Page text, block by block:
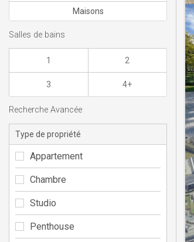
Maisons
Salles de bains
1 2
3 4+
Recherche Avancée
Type de propriété
Appartement
Chambre
Studio
Penthouse